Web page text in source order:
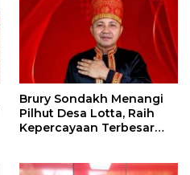
Brury Sondakh Menangi
Pilhut Desa Lotta, Raih
Kepercayaan Terbesar